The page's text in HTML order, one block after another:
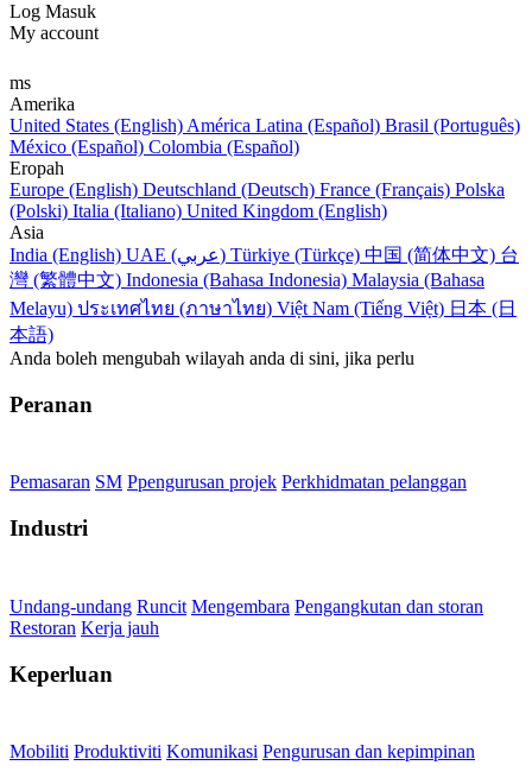
Log Masuk
My account
ms
Amerika
United States (English) América Latina (Español) Brasil (Português)
México (Español) Colombia (Español)
Eropah
Europe (English) Deutschland (Deutsch) France (Français) Polska
(Polski) Italia (Italiano) United Kingdom (English)
Asia
India (English)
UAE (عربي) Türkiye (Türkçe) 中国 (简体中文) 台
灣 (繁體中文) Indonesia (Bahasa Indonesia) Malaysia (Bahasa
Melayu) ประเทศไทย (ภาษาไทย) Việt Nam (Tiếng Việt) 日本 (日
本語)
Anda boleh mengubah wilayah anda di sini, jika perlu
Peranan
Pemasaran SM Ppengurusan projek Perkhidmatan pelanggan
Industri
Undang-undang Runcit Mengembara Pengangkutan dan storan
Restoran Kerja jauh
Keperluan
Mobiliti Produktiviti Komunikasi Pengurusan dan kepimpinan